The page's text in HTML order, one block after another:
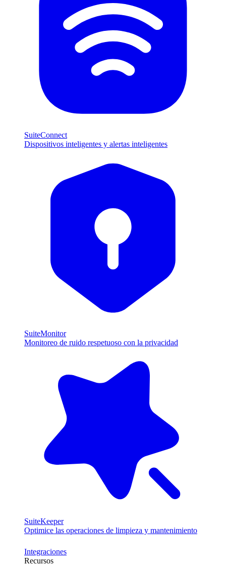
SuiteConnect
Dispositivos inteligentes y alertas inteligentes
SuiteMonitor
Monitoreo de ruido respetuoso con la privacidad
SuiteKeeper
Optimice las operaciones de limpieza y mantenimiento
Integraciones
Recursos